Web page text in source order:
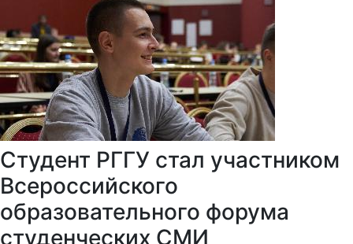
Студент РГГУ стал участником
Всероссийского
образовательного форума
студенческих СМИ